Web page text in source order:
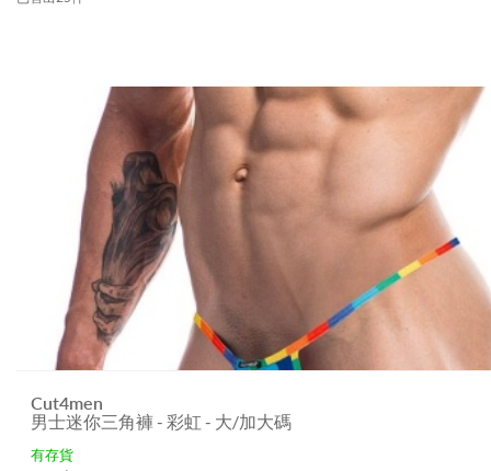
Cut4men
男士迷你三角褲 - 彩虹 - 大/加大碼
有存貨